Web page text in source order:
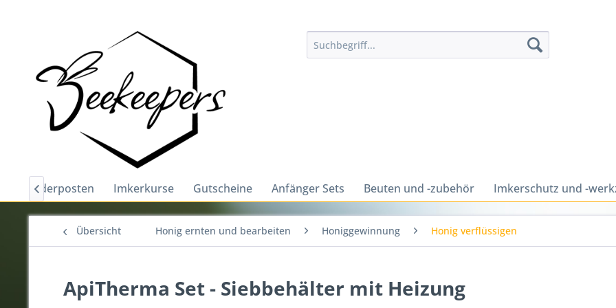
Sonderposten Imkerkurse Gutscheine Anfänger Sets Beuten und -zubehör Imkerschutz und -

Übersicht Honig ernten und bearbeiten Honiggewinnung Honig verflüssigen
ApiTherma Set - Siebbehälter mit Heizung